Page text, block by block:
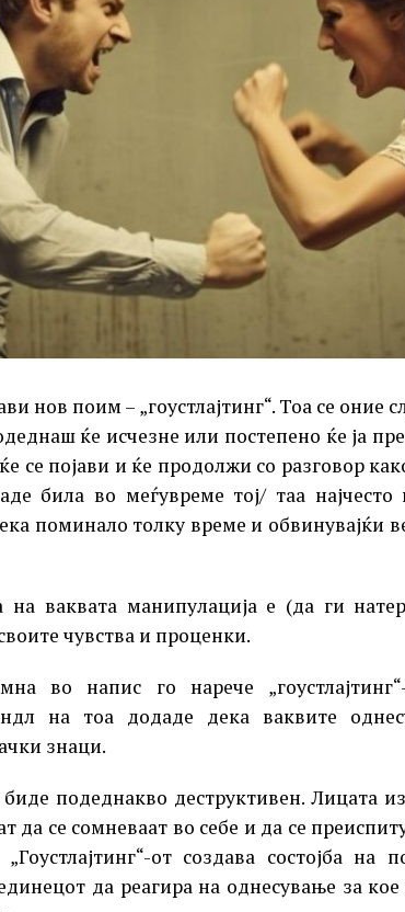
нов поим – „гоустлајтинг“. Тоа се оние
ќе исчезне или постепено ќе ја
се појави и ќе продолжи со разговор
била во меѓувреме тој/ таа
поминало толку време и обвинувајќи
на ваквата манипулација е (да ги
чувства и проценки.
во напис го нарече
на тоа додаде дека ваквите
знаци.
подеднакво деструктивен. Лицата
да се сомневаат во себе и да се
от создава состојба на
да реагира на однесување за